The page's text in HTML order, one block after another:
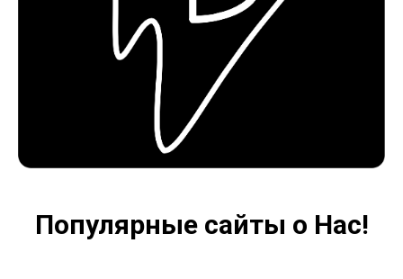
Популярные сайты о Нас!